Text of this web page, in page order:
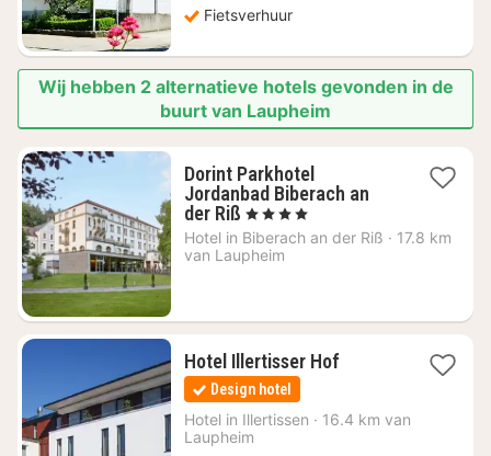
Fietsverhuur
Wij hebben 2 alternatieve hotels gevonden in de
buurt van Laupheim
Dorint Parkhotel
Jordanbad Biberach an
der Riß 1
nacht
vanaf
, 4 Sterren
Hotel in Biberach an der Riß · 17.8 km
van Laupheim
Hotel Illertisser Hof1
€
Design hotel
Hotel in Illertissen · 16.4 km van
Laupheim